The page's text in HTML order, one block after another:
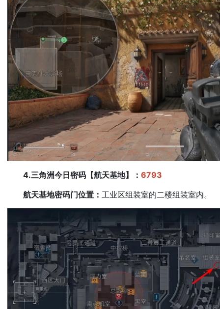
4.三角洲今日密码【航天基地】： 6793
航天基地密码门位置： 工业区组装室的二楼组装室内。